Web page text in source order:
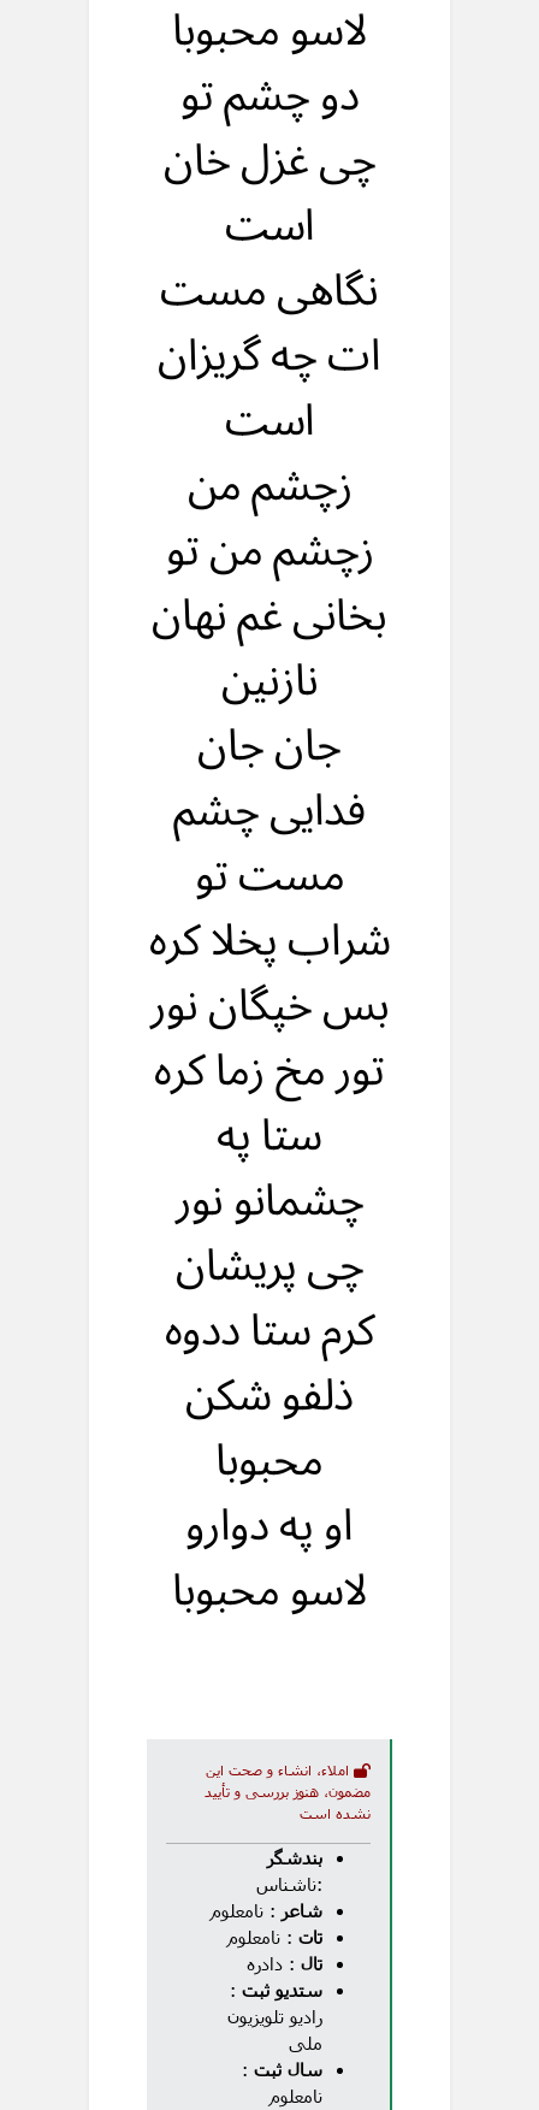
لاسو محبوبا
دو چشم تو
چی غزل خان
است
نگاهی مست
ات چه گریزان
است
زچشم من
زچشم من تو
بخانی غم نهان
نازنین
جان جان
فدایی چشم
مست تو
شراب پخلا کره
بس خپگان نور
تور مخ زما کره
ستا په
چشمانو نور
چی پریشان
کرم ستا ددوه
ذلفو شکن
محبوبا
او په دوارو
لاسو محبوبا
املاء، انشاء و صحت این
مضمون، هنوز بررسی و تأیید
نشده است
بندشگر
:ناشناس
شاعر : نامعلوم
تات : نامعلوم
تال : دادره
ستدیو ثبت :
رادیو تلویزیون
ملی
سال ثبت :
نامعلوم